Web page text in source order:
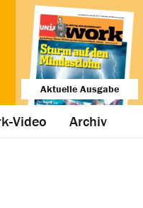
Aktuelle Ausgabe
Video Archiv